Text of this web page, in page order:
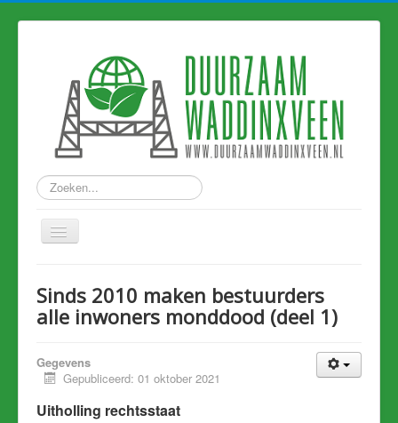
Zoeken...
Nieuws
Duurzame links
Sinds 2010 maken bestuurders
alle inwoners monddood (deel 1)
Gegevens
Gepubliceerd: 01 oktober 2021
Uitholling rechtsstaat